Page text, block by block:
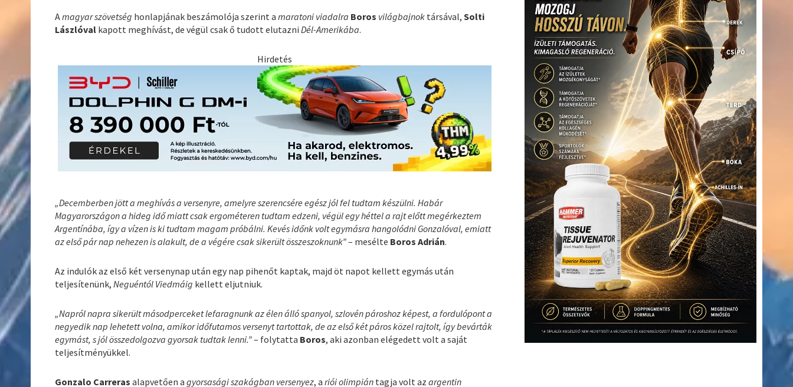
Amagyar szövetség honlapjának beszámolója szerint amaratoni viadalra Boros világbajnok társával,Solti
Lászlóval kapott meghívást, de végül csak ő tudott elutazniDél-Amerikába.
Hirdetés
„Decemberben jött a meghívás a versenyre, amelyre szerencsére egész jól fel tudtam készülni. Habár
Magyarországon a hideg idő miatt csak ergométeren tudtam edzeni, végül egy héttel a rajt előtt megérkeztem
Argentínába, így a vízen is ki tudtam magam próbálni. Kevés időnk volt egymásra hangolódni Gonzalóval, emiatt
az első pár nap nehezen is alakult, de a végére csak sikerült összeszoknunk”– mesélte Boros Adrián.
Az indulók az első két versenynap után egy nap pihenőt kaptak, majd öt napot kellett egymás után
teljesítenünk,Neguéntól Viedmáig kellett eljutniuk.
„Napról napra sikerült másodperceket lefaragnunk az élen álló spanyol, szlovén pároshoz képest, a fordulópont a
negyedik nap lehetett volna, amikor időfutamos versenyt tartottak, de az első két páros közel rajtolt, így bevárták
egymást, s jól összedolgozva gyorsak tudtak lenni.”– folytatta Boros, aki azonban elégedett volt a saját
teljesítményükkel.
Gonzalo Carreras alapvetően agyorsasági szakágban versenyez, ariói olimpián tagja volt azargentin